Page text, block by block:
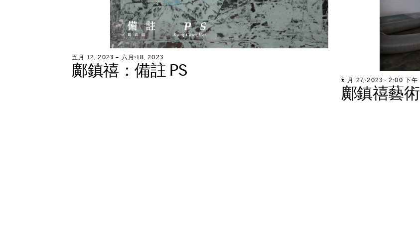
五月 12, 2023 – 六月 18, 2023
鄺鎮禧 ：備註 PS
5 月 27, 2023 ∙ 2:00 下午
鄺鎮禧藝術